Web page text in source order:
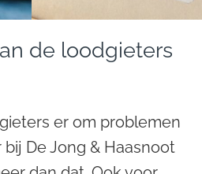
de loodgieters
er om problemen
De Jong & Haasnoot